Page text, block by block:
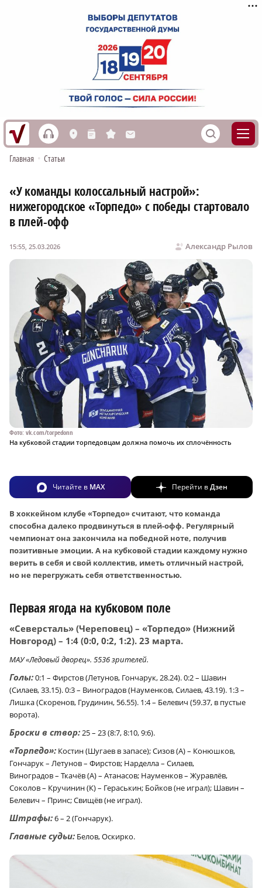
h L n s M S
Главная • Статьи
«У команды колоссальный настрой»:
нижегородское «Торпедо» с победы стартовало
в плей-офф
Александр Рылов
15:55, 25.03.2026
Фото: vk.com/torpedonn
На кубковой стадии торпедовцам должна помочь их сплочённость
Читайте в MAX Перейти вДзен
В хоккейном клубе «Торпедо» считают, что команда
способна далеко продвинуться в плей-офф. Регулярный
чемпионат она закончила на победной ноте, получив
позитивные эмоции. А на кубковой стадии каждому нужно
верить в себя и свой коллектив, иметь отличный настрой,
но не перегружать себя ответственностью.
Первая ягода на кубковом поле
«Северсталь» (Череповец) – «Торпедо» (Нижний
Новгород) – 1:4 (0:0, 0:2, 1:2). 23 марта.
МАУ «Ледовый дворец». 5536 зрителей.
Голы:0:1 – Фирстов (Летунов, Гончарук, 28.24). 0:2 – Шавин
(Силаев, 33.15). 0:3 – Виноградов (Науменков, Силаев, 43.19). 1:3 –
Лишка (Скоренов, Грудинин, 56.55). 1:4 – Белевич (59.37, в пустые
ворота).
Броски в створ:25 – 23 (8:7, 8:10, 9:6).
«Торпедо»: Костин (Шугаев в запасе); Сизов (А) – Конюшков,
Гончарук – Летунов – Фирстов; Нарделла – Силаев,
Виноградов – Ткачёв (А) – Атанасов; Науменков – Журавлёв,
Соколов – Кручинин (К) – Гераськин; Бойков (не играл); Шавин –
Белевич – Принс; Свищёв (не играл).
Штрафы:6 – 2 (Гончарук).
Главные судьи: Белов, Оскирко.